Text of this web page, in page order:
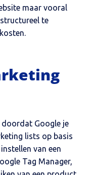
maar vooral
te
doordat Google je
lists op basis
van een
Tag Manager,